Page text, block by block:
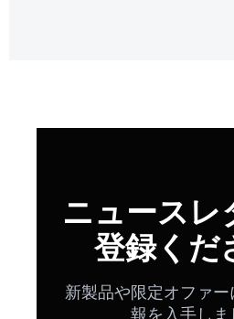
ニュースレ
登録くだ
新製品や限定オファ
報を入手しま